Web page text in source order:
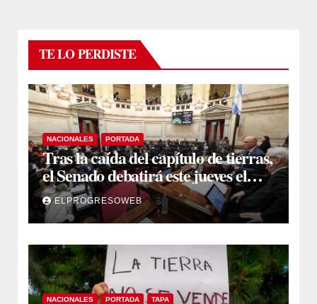
TE LO PERDISTE
NACIONALES PORTADA
Tras la caída del capítulo de tierras,
el Senado debatirá este jueves el
proyecto sobre propiedad privada
ELPROGRESOWEB
NACIONALES PORTADA TAPA